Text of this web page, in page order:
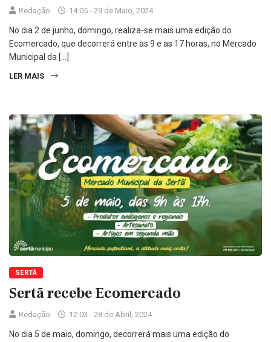
Redação 14:05 - 29 de Maio, 2024
No dia 2 de junho, domingo, realiza-se mais uma edição do
Ecomercado, que decorrerá entre as 9 e as 17 horas, no Mercado
Municipal da […]
LER MAIS
SERTÃ
Sertã recebe Ecomercado
Redação 12:03 - 28 de Abril, 2024
No dia 5 de maio, domingo, decorrerá mais uma edição do